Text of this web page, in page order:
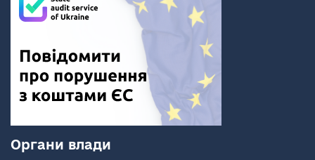
Органи влади